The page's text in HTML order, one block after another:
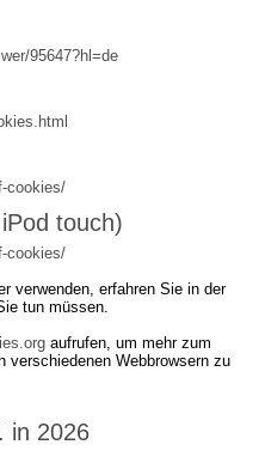
95647?hl=de
cookies/
touch)
cookies/
verwenden, erfahren Sie in der
tun müssen.
aufrufen, um mehr zum
verschiedenen Webbrowsern zu
in 2026